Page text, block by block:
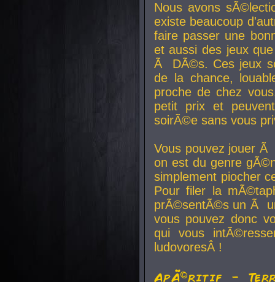
Nous avons
existe beaucoup
faire passer une
et aussi des jeux
Ã DÃ©s. Ces jeux
de la chance,
proche de chez
petit prix et
soirÃ©e sans vous
Vous pouvez jouer
on est du genre
simplement piocher
Pour filer la
prÃ©sentÃ©s un Ã
vous pouvez donc
qui vous
ludovoresÂ !
ApÃ©ritif -